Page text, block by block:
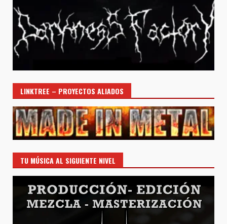
LINKTREE – PROYECTOS ALIADOS
TU MÚSICA AL SIGUIENTE NIVEL